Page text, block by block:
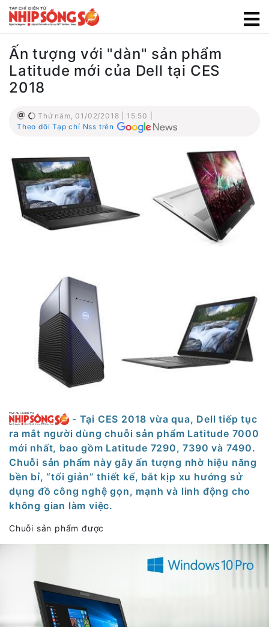
Ấn tượng với "dàn" sản phẩm
Latitude mới của Dell tại CES
2018
Thứ năm, 01/02/2018 | 15:50 |
Theo dõi Tạp chí Nss trên
- Tại CES 2018 vừa qua, Dell tiếp tục
ra mắt người dùng chuỗi sản phẩm Latitude 7000
mới nhất, bao gồm Latitude 7290, 7390 và 7490.
Chuỗi sản phẩm này gây ấn tượng nhờ hiệu năng
bền bỉ, “tối giản” thiết kế, bắt kịp xu hướng sử
dụng đồ công nghệ gọn, mạnh và linh động cho
không gian làm việc.
Chuỗi sản phẩm được